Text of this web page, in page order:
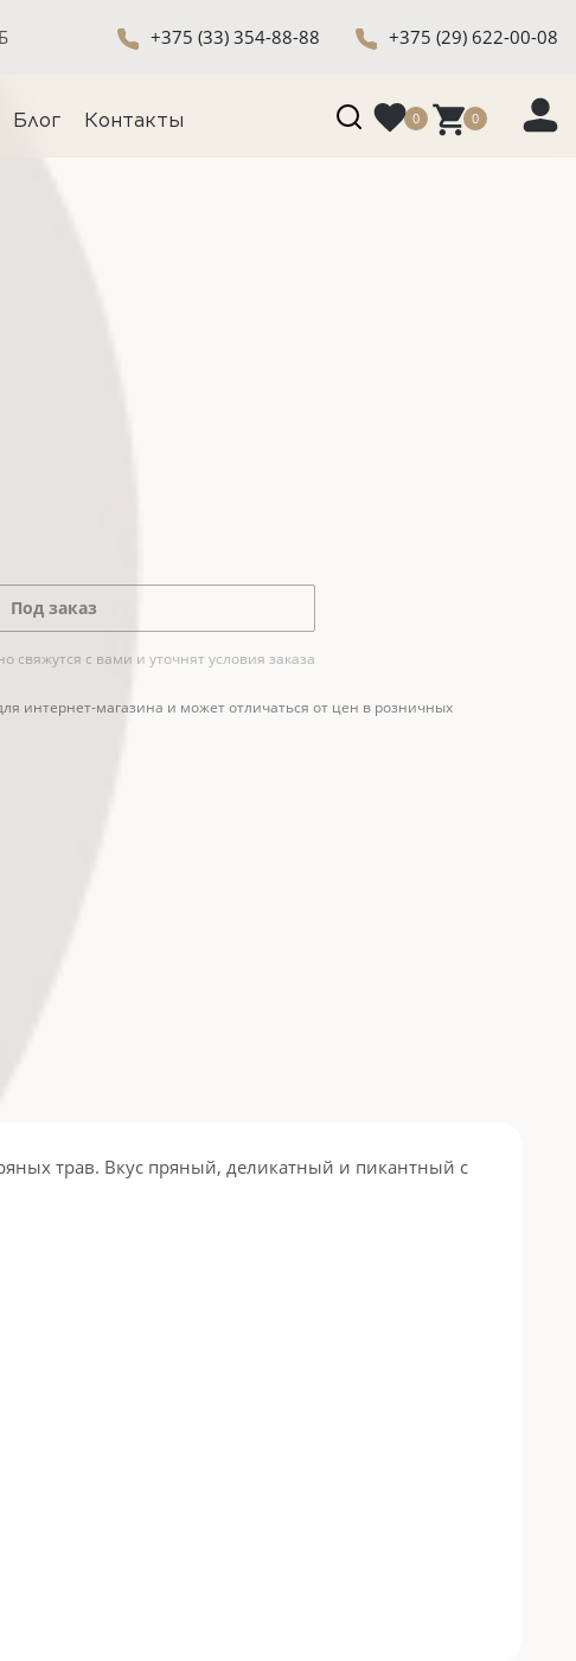
+375 (33) 354-88-88 +375 (29) 622-00-08
Блог Контакты 0 0
Под заказ
с вами и уточнят условия заказа
интернет-магазина и может отличаться от цен в розничных
трав. Вкус пряный, деликатный и пикантный с